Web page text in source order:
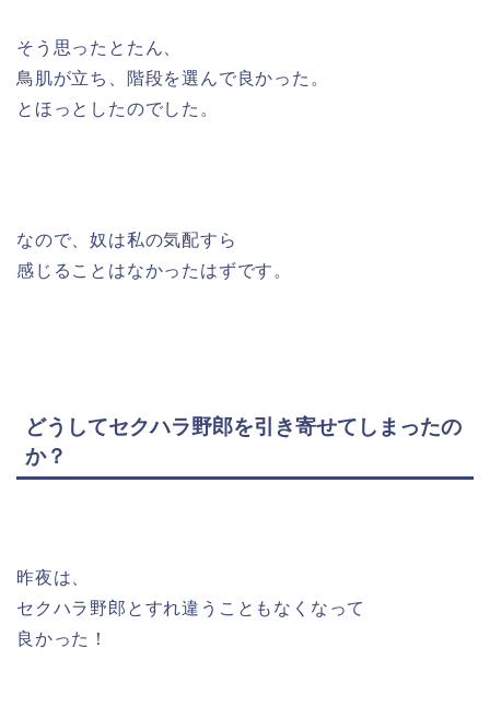
そう思ったとたん、
鳥肌が立ち、階段を選んで良かった。
とほっとしたのでした。
なので、奴は私の気配すら
感じることはなかったはずです。
どうしてセクハラ野郎を引き寄せてしまったの
か？
昨夜は、
セクハラ野郎とすれ違うこともなくなって
良かった！